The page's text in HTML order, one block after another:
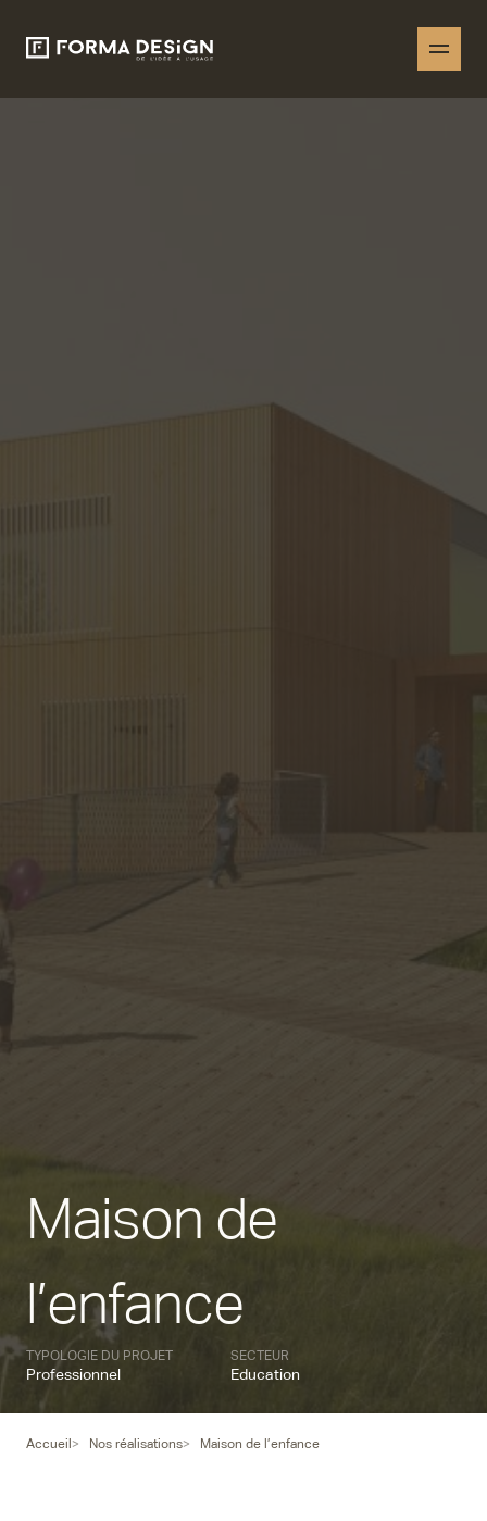
Maison de
l’enfance
TYPOLOGIE DU PROJET
Professionnel
SECTEUR
Education
Accueil Nos réalisations Maison de l’enfance